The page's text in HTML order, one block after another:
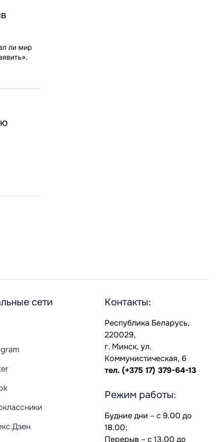
ли мир
сети Контакты:
Республика Беларусь,
220029,
г. Минск, ул.
Коммунистическая, 6
тел. (+375 17) 379-64-13
Режим работы:
Будние дни – с 9.00 до
18.00;
Перерыв – с 13.00 до